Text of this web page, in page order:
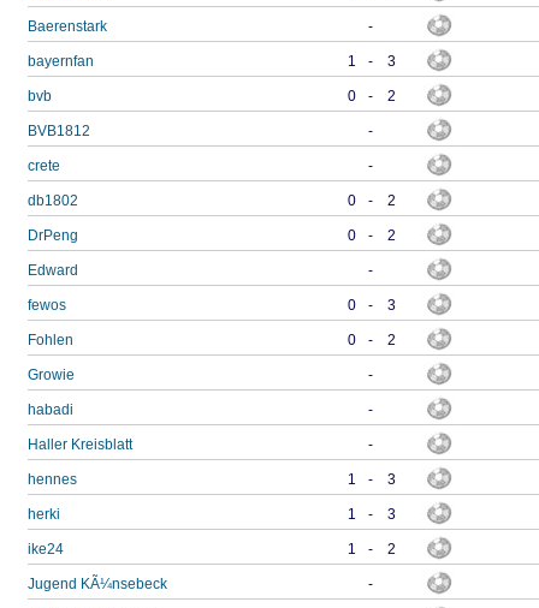
Baerenstark -
bayernfan 1 - 3
bvb 0 - 2
BVB1812 -
crete -
db1802 0 - 2
DrPeng 0 - 2
Edward -
fewos 0 - 3
Fohlen 0 - 2
Growie -
habadi -
Haller Kreisblatt -
hennes 1 - 3
herki 1 - 3
ike24 1 - 2
Jugend KÃ¼nsebeck -